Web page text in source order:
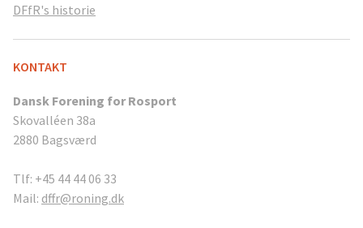
DFfR's historie
KONTAKT
Dansk Forening for Rosport
Skovalléen 38a
2880 Bagsværd
Tlf: +45 44 44 06 33
Mail: dffr@roning.dk